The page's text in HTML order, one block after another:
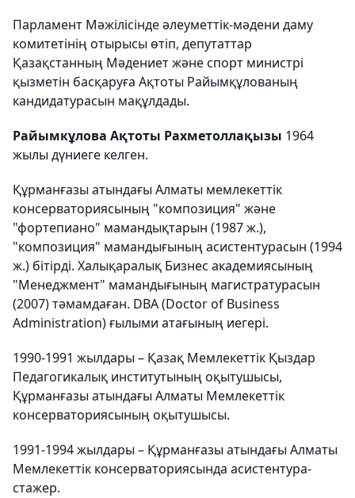
Парламент Мәжілісінде әлеуметтік-мәдени даму
комитетінің отырысы өтіп, депутаттар
Қазақстанның Мәдениет және спорт министрі
қызметін басқаруға Ақтоты Райымқұлованың
кандидатурасын мақұлдады.
Райымкұлова Ақтоты Рахметоллақызы 1964
жылы дүниеге келген.
Құрманғазы атындағы Алматы мемлекеттік
консерваториясының "композиция" және
"фортепиано" мамандықтарын (1987 ж.),
"композиция" мамандығының асистентурасын (1994
ж.) бітірді. Халықаралық Бизнес академиясының
"Менеджмент" мамандығының магистратурасын
(2007) тәмамдаған. DBA (Doctor of Business
Administration) ғылыми атағының иегері.
1990-1991 жылдары – Қазақ Мемлекеттік Қыздар
Педагогикалық институтының оқытушысы,
Құрманғазы атындағы Алматы Мемлекеттік
консерваториясының оқытушысы.
1991-1994 жылдары – Құрманғазы атындағы Алматы
Мемлекеттік консерваториясында асистентура-
стажер.